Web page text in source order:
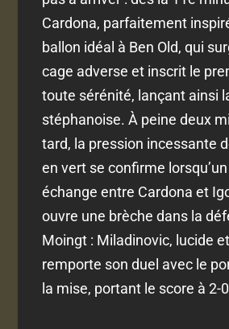
Cardona, parfaitement
ballon idéal à Ben Old, qui
cage adverse et inscrit le
toute sérénité, lançant ainsi
stéphanoise. À peine deux
tard, la pression incessante
en vert se confirme
échange entre Cardona et
ouvre une brèche dans la
Moingt : Miladinovic, lucide
remporte son duel avec le
la mise, portant le score à 2-